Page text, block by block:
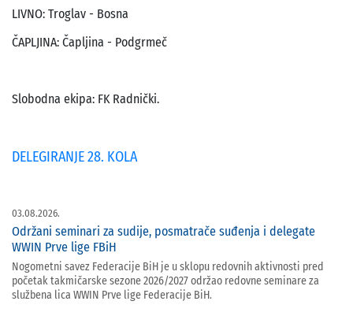
LIVNO: Troglav - Bosna
ČAPLJINA: Čapljina - Podgrmeč
Slobodna ekipa: FK Radnički.
DELEGIRANJE 28. KOLA
03.08.2026.
Održani seminari za sudije, posmatrače suđenja i delegate
WWIN Prve lige FBiH
Nogometni savez Federacije BiH je u sklopu redovnih aktivnosti pred
početak takmičarske sezone 2026/2027 održao redovne seminare za
službena lica WWIN Prve lige Federacije BiH.